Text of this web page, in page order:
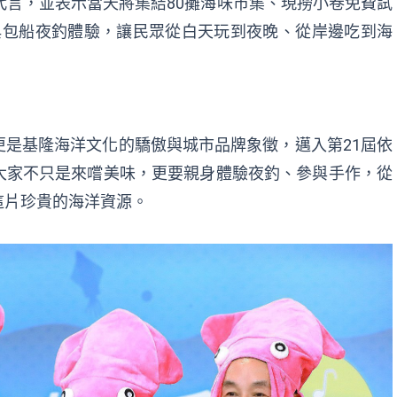
船夜釣體驗，讓民眾從白天玩到夜晚、從岸邊吃到海
基隆海洋文化的驕傲與城市品牌象徵，邁入第21屆依
不只是來嚐美味，更要親身體驗夜釣、參與手作，從
珍貴的海洋資源。